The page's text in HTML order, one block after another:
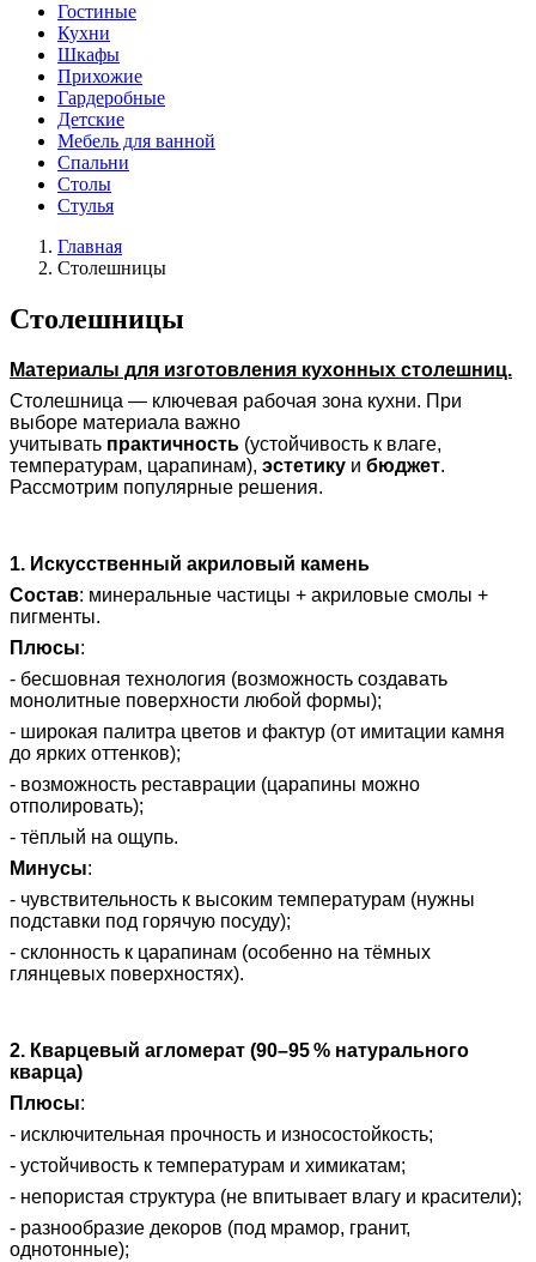
Гостиные
Кухни
Шкафы
Прихожие
Гардеробные
Детские
Мебель для ванной
Спальни
Столы
Стулья
Главная
Столешницы
Столешницы
Материалы для изготовления кухонных столешниц.
Столешница — ключевая рабочая зона кухни. При
выборе материала важно
учитывать практичность (устойчивость к влаге,
температурам, царапинам), эстетику и бюджет.
Рассмотрим популярные решения.
1. Искусственный акриловый камень
Состав: минеральные частицы + акриловые смолы +
пигменты.
Плюсы:
- бесшовная технология (возможность создавать
монолитные поверхности любой формы);
- широкая палитра цветов и фактур (от имитации камня
до ярких оттенков);
- возможность реставрации (царапины можно
отполировать);
- тёплый на ощупь.
Минусы:
- чувствительность к высоким температурам (нужны
подставки под горячую посуду);
- склонность к царапинам (особенно на тёмных
глянцевых поверхностях).
2. Кварцевый агломерат (90–95 % натурального
кварца)
Плюсы:
- исключительная прочность и износостойкость;
- устойчивость к температурам и химикатам;
- непористая структура (не впитывает влагу и красители);
- разнообразие декоров (под мрамор, гранит,
однотонные);